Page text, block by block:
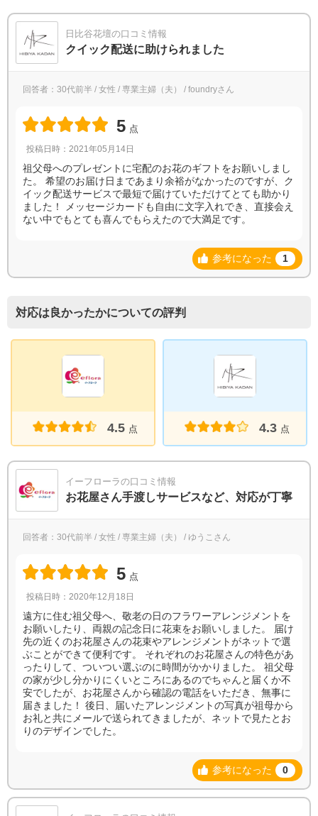
日比谷花壇の口コミ情報
クイック配送に助けられました
回答者：30代前半 / 女性 / 専業主婦（夫） / foundryさん
5 点
投稿日時：2021年05月14日
祖父母へのプレゼントに宅配のお花のギフトをお願いしまし
た。 希望のお届け日まであまり余裕がなかったのですが、ク
イック配送サービスで最短で届けていただけてとても助かり
ました！ メッセージカードも自由に文字入れでき、直接会え
ない中でもとても喜んでもらえたので大満足です。
参考になった 1
対応は良かったかについての評判
4.5 点 4.3 点
イーフローラの口コミ情報
お花屋さん手渡しサービスなど、対応が丁寧
回答者：30代前半 / 女性 / 専業主婦（夫） / ゆうこさん
5 点
投稿日時：2020年12月18日
遠方に住む祖父母へ、敬老の日のフラワーアレンジメントを
お願いしたり、両親の記念日に花束をお願いしました。 届け
先の近くのお花屋さんの花束やアレンジメントがネットで選
ぶことができて便利です。 それぞれのお花屋さんの特色があ
ったりして、ついつい選ぶのに時間がかかりました。 祖父母
の家が少し分かりにくいところにあるのでちゃんと届くか不
安でしたが、お花屋さんから確認の電話をいただき、無事に
届きました！ 後日、届いたアレンジメントの写真が祖母から
お礼と共にメールで送られてきましたが、ネットで見たとお
りのデザインでした。
参考になった 0